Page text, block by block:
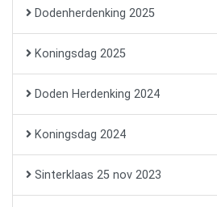
Dodenherdenking 2025
Koningsdag 2025
Doden Herdenking 2024
Koningsdag 2024
Sinterklaas 25 nov 2023